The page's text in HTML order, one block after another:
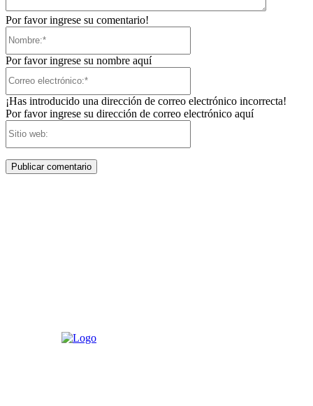
Por favor ingrese su comentario!
Por favor ingrese su nombre aquí
¡Has introducido una dirección de correo electrónico incorrecta!
Por favor ingrese su dirección de correo electrónico aquí